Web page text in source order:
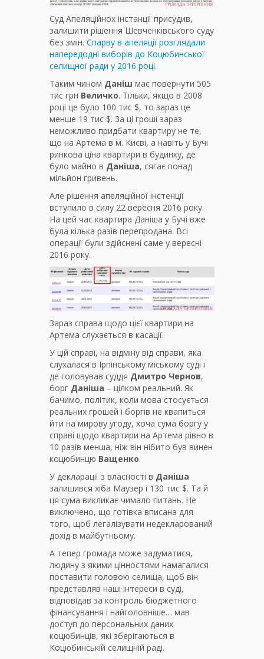
Суд Апеляційнох інстанції присудив,
залишити рішення Шевченківського суду
без змін. Спарву в апеляції розглядали
напередодні виборів до Коцюбинської
селищної ради у 2016 році.
Таким чином Даніш має повернути 505
тис грн Величко. Тільки, якщо в 2008
році це було 100 тис $, то зараз це
менше 19 тис $. За ці гроші зараз
неможливо придбати квартиру не те,
що на Артема в м. Києві, а навіть у Бучі
ринкова ціна квартири в будинку, де
було майно в Даніша, сягає понад
мільйон гривень.
Але рішення апеляційної інстенції
вступило в силу 22 вересня 2016 року.
На цей час квартира Даніша у Бучі вже
була кілька разів перепродана. Всі
операції були здійснені саме у вересні
2016 року.
Зараз справа щодо цієї квартири на
Артема слухається в касації.
У цій справі, на відміну від справи, яка
слухалася в Ірпінському міському суді і
де головував суддя Дмитро Чернов,
борг Даніша – цілком реальний. Як
бачимо, політик, коли мова стосується
реальних грошей і боргів не квапиться
йти на мирову угоду, хоча сума боргу у
справі щодо квартири на Артема рівно в
10 разів менша, ніж він нібито був винен
коцюбинцю Ващенко.
У декларації з власності в Даніша
залишився хіба Маузер і 130 тис $. Та й
ця сума викликає чимало питань. Не
виключено, що готівка вписана для
того, щоб легалізувати недекларований
дохід в майбутньому.
А тепер громада може задуматися,
людину з якими цінностями намагалися
поставити головою селища, щоб він
представляв наші інтереси в суді,
відповідав за контроль бюджетного
фінансування і найголовніше… мав
доступ до персональних даних
коцюбинців, які зберігаються в
Коцюбинській селищній раді.